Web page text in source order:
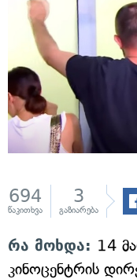
694
წაკითხვა
3
გაზიარება
რა მოხდა: 14
კინოცენტრის